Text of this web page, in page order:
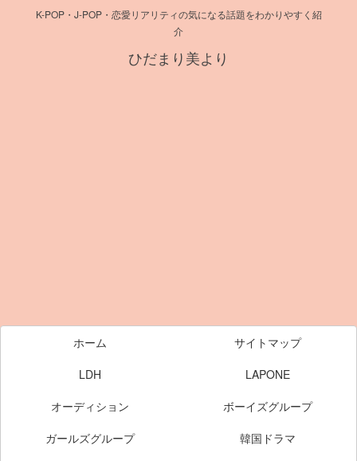
K-POP・J-POP・恋愛リアリティの気になる話題をわかりやすく紹
介
ひだまり美より
ホーム
サイトマップ
LDH
LAPONE
オーディション
ボーイズグループ
ガールズグループ
韓国ドラマ